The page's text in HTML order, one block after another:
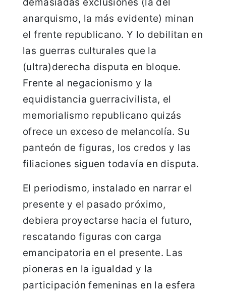
anarquismo, la más evidente) minan
el frente republicano. Y lo debilitan en
las guerras culturales que la
(ultra)derecha disputa en bloque.
Frente al negacionismo y la
equidistancia guerracivilista, el
memorialismo republicano quizás
ofrece un exceso de melancolía. Su
panteón de figuras, los credos y las
filiaciones siguen todavía en disputa.
El periodismo, instalado en narrar el
presente y el pasado próximo,
debiera proyectarse hacia el futuro,
rescatando figuras con carga
emancipatoria en el presente. Las
pioneras en la igualdad y la
participación femeninas en la esfera